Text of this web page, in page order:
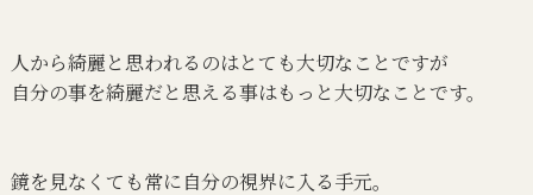
人から綺麗と思われるのはとても大切なことですが
自分の事を綺麗だと思える事はもっと大切なことです。
鏡を見なくても常に自分の視界に入る手元。